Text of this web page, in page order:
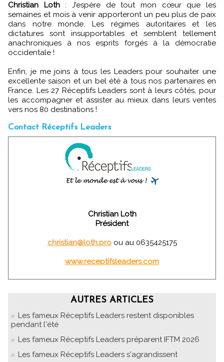
Christian Loth: J’espère de tout mon cœur que les
semaines et mois à venir apporteront un peu plus de paix
dans notre monde. Les régimes autoritaires et les
dictatures sont insupportables et semblent tellement
anachroniques à nos esprits forgés à la démocratie
occidentale !
Enfin, je me joins à tous les Leaders pour souhaiter une
excellente saison et un bel été à tous nos partenaires en
France. Les 27 Réceptifs Leaders sont à leurs côtés, pour
les accompagner et assister au mieux dans leurs ventes
vers nos 80 destinations !
Contact Réceptifs Leaders
Christian Loth
Président
christian@loth.proou au 0635425175
www.receptifsleaders.com
AUTRES ARTICLES
Les fameux Réceptifs Leaders restent disponibles
pendant l'été
Les fameux Réceptifs Leaders préparent IFTM 2026
Les fameux Réceptifs Leaders s'agrandissent